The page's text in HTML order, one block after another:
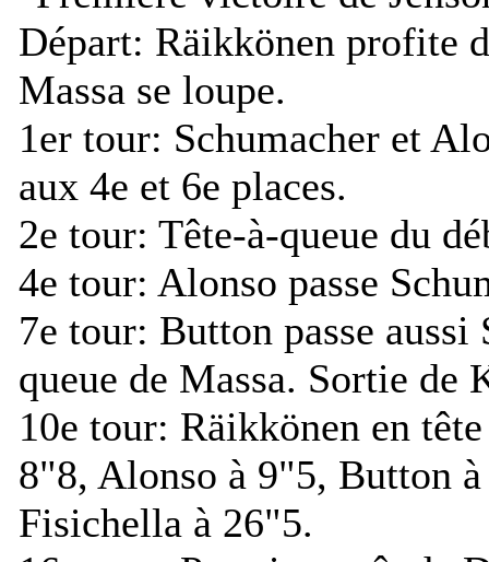
Départ: Räikkönen profite
Massa se loupe.
1er tour: Schumacher et
aux 4e et 6e places.
2e tour: Tête-à-queue du
4e tour: Alonso passe
7e tour: Button passe aussi
queue de Massa. Sortie de
10e tour: Räikkönen en
8"8, Alonso à 9"5, Button
Fisichella à 26"5.